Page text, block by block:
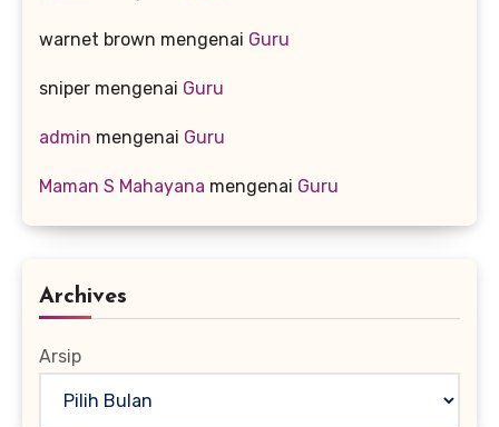
warnet brown mengenai Guru
sniper mengenai Guru
admin mengenai Guru
Maman S Mahayana mengenai Guru
Archives
Arsip